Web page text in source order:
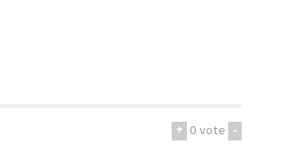
+ 0vote -